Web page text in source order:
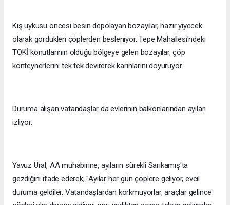
Kış uykusu öncesi besin depolayan bozayılar, hazır yiyecek
olarak gördükleri çöplerden besleniyor. Tepe Mahallesi'ndeki
TOKİ konutlarının olduğu bölgeye gelen bozayılar, çöp
konteynerlerini tek tek devirerek karınlarını doyuruyor.
Duruma alışan vatandaşlar da evlerinin balkonlarından ayıları
izliyor.
Yavuz Ural, AA muhabirine, ayıların sürekli Sarıkamış'ta
gezdiğini ifade ederek, "Ayılar her gün çöplere geliyor, evcil
duruma geldiler. Vatandaşlardan korkmuyorlar, araçlar gelince